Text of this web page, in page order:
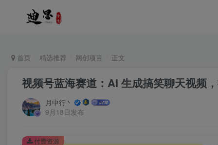
首页 精选推荐 网创项目 正文
视频号蓝海赛道：AI 生成搞笑聊天视频
月中行丶
9月18日发布
付费资源